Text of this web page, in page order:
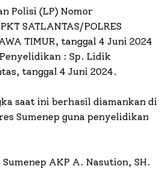
Polisi (LP) Nomor
SATLANTAS/POLRES
TIMUR, tanggal 4 Juni 2024
: Sp. Lidik
tanggal 4 Juni 2024.
saat ini berhasil diamankan di
Sumenep guna penyelidikan
AKP A. Nasution, SH.